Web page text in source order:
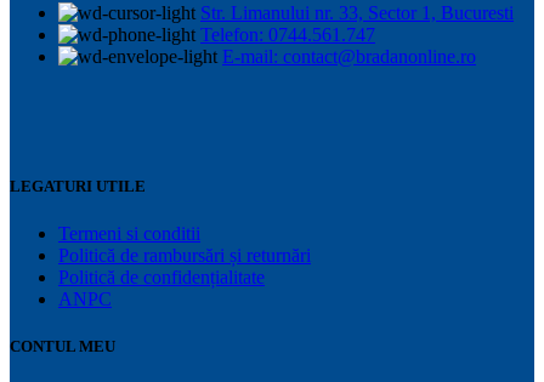
Str. Limanului nr. 33, Sector 1, Bucuresti
Telefon: 0744.561.747
E-mail: contact@bradanonline.ro
LEGATURI UTILE
Termeni si conditii
Politică de rambursări și returnări
Politică de confidențialitate
ANPC
CONTUL MEU